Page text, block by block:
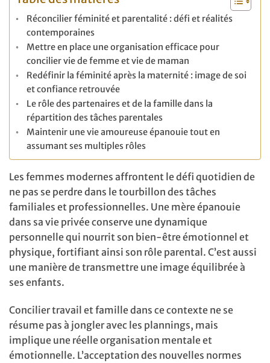
Réconcilier féminité et parentalité : défi et réalités
contemporaines
Mettre en place une organisation efficace pour
concilier vie de femme et vie de maman
Redéfinir la féminité après la maternité : image de soi
et confiance retrouvée
Le rôle des partenaires et de la famille dans la
répartition des tâches parentales
Maintenir une vie amoureuse épanouie tout en
assumant ses multiples rôles
Les femmes modernes affrontent le défi quotidien de
ne pas se perdre dans le tourbillon des tâches
familiales et professionnelles. Une mère épanouie
dans sa vie privée conserve une dynamique
personnelle qui nourrit son bien-être émotionnel et
physique, fortifiant ainsi son rôle parental. C’est aussi
une manière de transmettre une image équilibrée à
ses enfants.
Concilier travail et famille dans ce contexte ne se
résume pas à jongler avec les plannings, mais
implique une réelle organisation mentale et
émotionnelle. L’acceptation des nouvelles normes